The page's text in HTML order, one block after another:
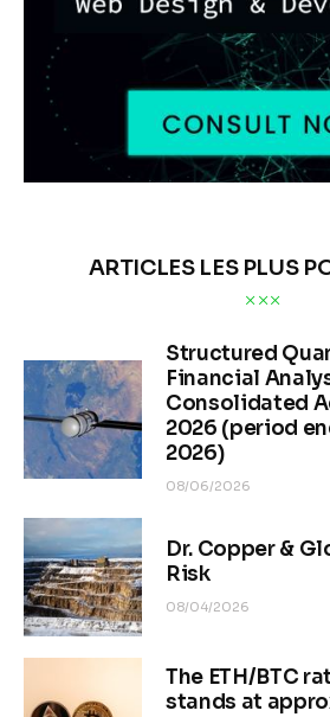
ARTICLES LES PLUS
Structured
Financial
Consolidated
2026 (period
2026)
08/06/2026
Dr. Copper &
Risk
08/04/2026
The ETH/BTC
stands at